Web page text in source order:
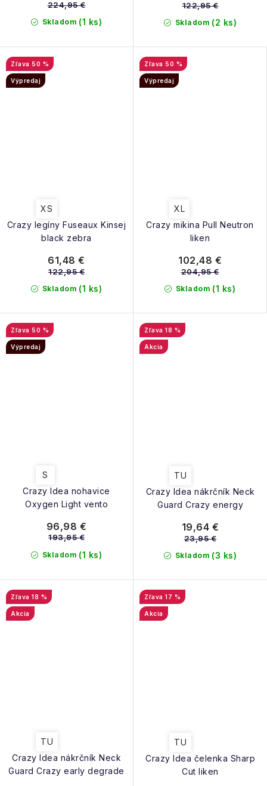
Skladom (1 ks)
224,95 €
Skladom (2 ks)
122,95 €
Crazy legíny Fuseaux Kinsej
black zebra
50 %
Výpredaj
XS
Skladom (1 ks)
61,48 €
122,95 €
Crazy mikina Pull Neutron
liken
50 %
Výpredaj
XL
Skladom (1 ks)
102,48 €
204,95 €
Crazy Idea nohavice
Oxygen Light vento
50 %
Výpredaj
S
Skladom (1 ks)
96,98 €
193,95 €
Crazy Idea nákrčník Neck
Guard Crazy energy
18 %
Akcia
TU
Skladom (3 ks)
19,64 €
23,95 €
Crazy Idea nákrčník Neck
Guard Crazy early degrade
18 %
Akcia
TU
Crazy Idea čelenka Sharp
Cut liken
17 %
Akcia
TU